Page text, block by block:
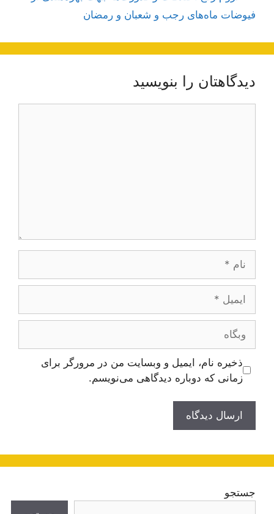
فیوضات ماه‌های رجب و شعبان و رمضان
دیدگاهتان را بنویسید
وبگاه
ذخیره نام، ایمیل و وبسایت من در مرورگر برای
زمانی که دوباره دیدگاهی می‌نویسم.
جستجو